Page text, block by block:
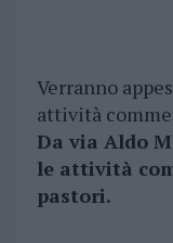
Verranno
attività
Da via Aldo
le attività
pastori.